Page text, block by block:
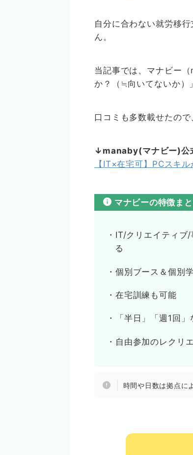
自分に合わない就労移
ん。
当記事では、マナビー
か？（≒向いてないか）
口コミも多数載せたの
↓manaby(マナビー)公
【IT×在宅可】PCスキ
マナビーの特徴ま
・IT/クリエイティ
る
・個別ブース＆個別
・在宅訓練も可能
・「半日」「週1回
・自由参加のレクリ
時間や日数は拠点に